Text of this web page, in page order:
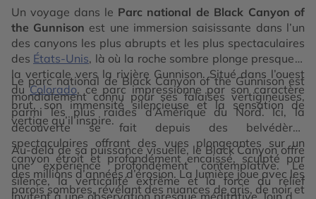
Un voyage dans le Parc national de Black Canyon of
the Gunnison est une immersion saisissante dans l’un
des canyons les plus abrupts et les plus spectaculaires
des États-Unis, là où la roche sombre plonge presque à
la verticale vers la rivière Gunnison. Situé dans l’ouest
duColorado, ce parc impressionne par son caractère
brut, son immensité silencieuse et la sensation de
vertige qu’il inspire.
Le parc national de Black Canyon of the Gunnison est
mondialement connu pour ses falaises vertigineuses,
parmi les plus raides d’Amérique du Nord. Ici, la
découverte se fait depuis des belvédères
spectaculaires offrant des vues plongeantes sur un
canyon étroit et profondément encaissé, sculpté par
des millions d’années d’érosion. La lumière joue avec les
parois sombres, révélant des nuances de gris, de noir et
Au-delà de sa puissance visuelle, le Black Canyon offre
une expérience profondément contemplative. Le
silence, la verticalité extrême et la force du relief
invitent à une observation presque méditative, loin des